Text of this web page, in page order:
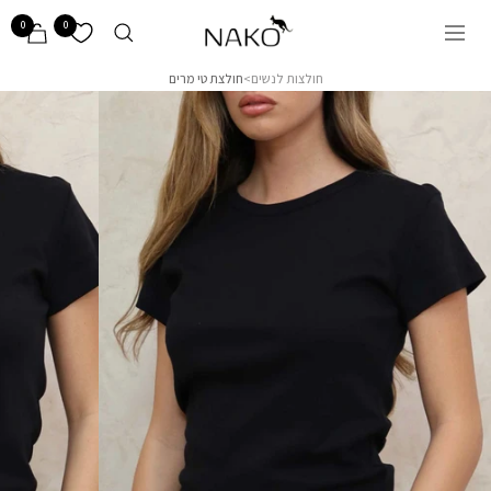
ניווט
NAKO
0
0
חולצות לנשים>חולצת טי מרים